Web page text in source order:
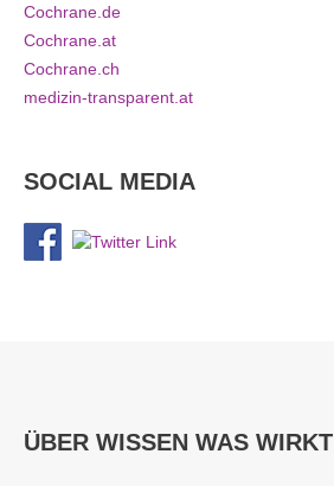
Cochrane.de
Cochrane.at
Cochrane.ch
medizin-transparent.at
SOCIAL MEDIA
ÜBER WISSEN WAS WIRKT